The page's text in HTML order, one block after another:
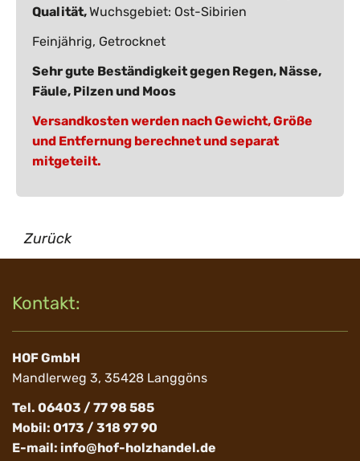
Qualität,Wuchsgebiet: Ost-Sibirien
Feinjährig, Getrocknet
Sehr gute Beständigkeit gegen Regen, Nässe,
Fäule, Pilzen und Moos
Versandkosten werden nach Gewicht, Größe
und Entfernung berechnet und separat
mitgeteilt.
Zurück
Kontakt:
HOF GmbH
Mandlerweg 3, 35428 Langgöns
Tel. 06403 / 77 98 585
Mobil: 0173 / 318 97 90
E-mail: info@hof-holzhandel.de